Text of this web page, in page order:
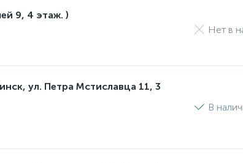
9, 4 этаж. )
Нет в
ул. Петра Мстиславца 11, 3
В